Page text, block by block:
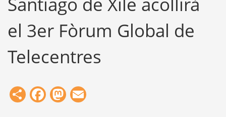
Tools
el 3er Fòrum Global de
Telecentres
ShareFacebook
Mastodon